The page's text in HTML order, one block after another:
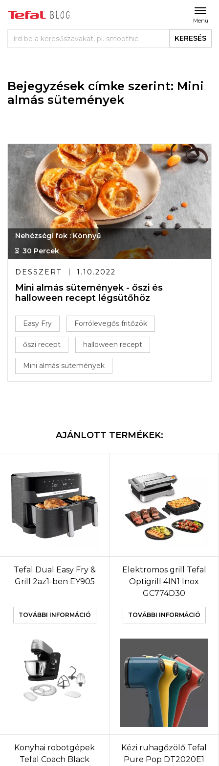
Menu
KERESÉS
Bejegyzések címke szerint: Mini
almás sütemények
Nehézségi fok : Könnyű
30 Percek
DESSZERT 1.10.2022
Mini almás sütemények - őszi és
halloween recept légsütőhöz
Easy Fry Forrólevegős fritőzök
őszi recept halloween recept
Mini almás sütemények
AJÁNLOTT TERMÉKEK:
Tefal Dual Easy Fry &
Grill 2az1-ben EY905
TOVÁBBI INFORMÁCIÓ
Elektromos grill Tefal
Optigrill 4IN1 Inox
GC774D30
TOVÁBBI INFORMÁCIÓ
Konyhai robotgépek
Tefal Coach Black
Kézi ruhagőzölő Tefal
Pure Pop DT2020E1